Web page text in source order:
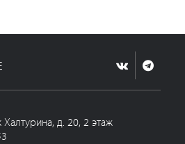
Халтурина, д. 20, 2 этаж